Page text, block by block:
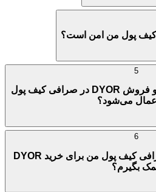
چه کارمزدهایی برای خرید و فروش DYOR در صرافی کیف پول
می‌شود؟
آیا می‌توانم از پشتیبانی صرافی کیف پول من برای خرید DYOR
بگیرم؟